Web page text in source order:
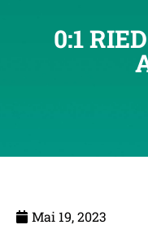
0:1
Mai 19, 2023